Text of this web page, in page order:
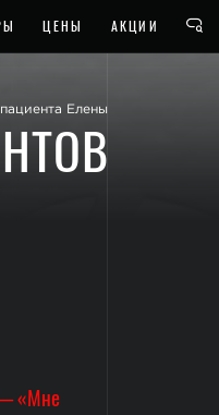
ЦЕНЫ АКЦИИ
Елены
«Мне